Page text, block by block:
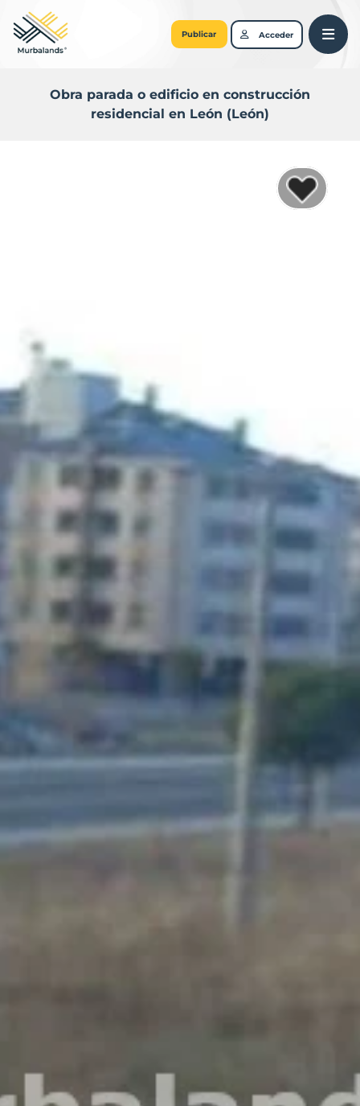
Publicar Acceder
Obra parada o edificio en construcción
residencial en León (León)